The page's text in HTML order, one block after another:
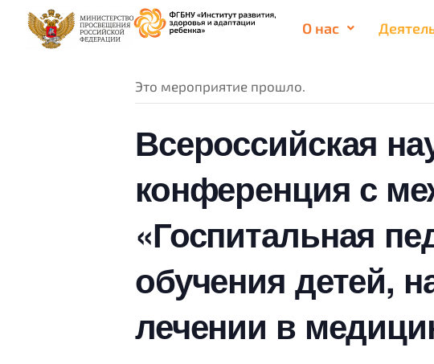
О нас
« Все Мероприятия
Это мероприятие прошло.
Всероссийская
конференция с
«Госпитальная
обучения детей,
лечении в